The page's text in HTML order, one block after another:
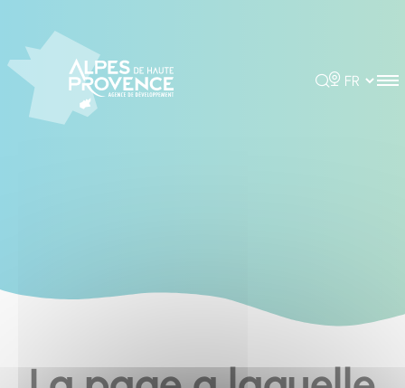
Rechercher
Choisir la